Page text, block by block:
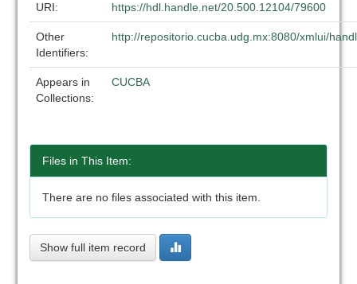
URI: https://hdl.handle.net/20.500.12104/79600
Other
Identifiers:
http://repositorio.cucba.udg.mx:8080/xmlui/
Appears in
Collections:
CUCBA
Files in This Item:
There are no files associated with this item.
Show full item record